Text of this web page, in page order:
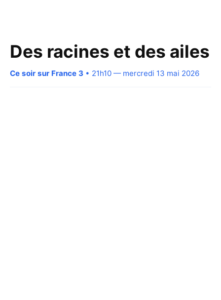
Des racines et des ailes
Ce soir sur France 3 • 21h10 — mercredi 13 mai 2026